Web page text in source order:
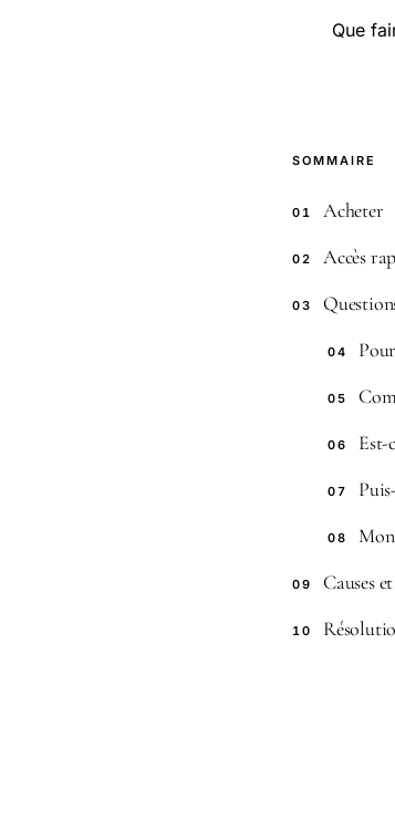
Que
SOMMAIRE
01 Acheter
02 Accès
03
04
05
06 Est-
07
08
09 Causes
10